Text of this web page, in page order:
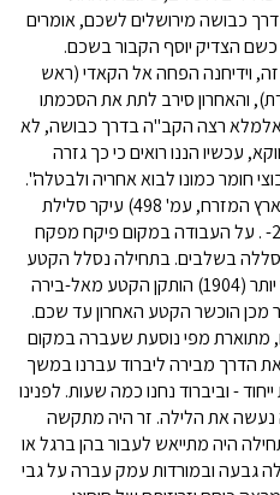
כבושה מירושלים לשכם, אומרים
הצדיק יוסף הקבור בשכם.
וידיחנה הפחה אל הקאדי (ראש
והאחרון סירב לתת את הסכמתו
אלמלא רצה הקב"ה בדרך כבושה, לא
עכשיו הננו רואים כי כך גזרה
חומר כמונו לבוא אחריה ולבטלה".
(מתוך: אברהם שמואל הירשברג, בארץ המזרח, עמ' 498) עיקר סלילת
הכביש נעשתה בראשית המאה ה20- . על העבודה במקום פיקח מפקח
בשלבים. בתחילה נסלל הקטע
מירושלים לאל-בירה, בשלב מאוחר יותר (1904) הותקן הקטע מאל-בירה
מכן הוכשר הקטע האחרון עד שכם.
מתוארת מפי נוסעת שעברה במקום
החמישים של המאה ה-19 "את הדרך מבירה ליברוד עברנו במשך
- וביברוד נחנו כמה שעות. לפנינו
נעשה את הלילה. זר היה מתקשה
היה מתייאש לעבור בהן ברגל או
גבעה ובמורדות עמק עברה על גבי